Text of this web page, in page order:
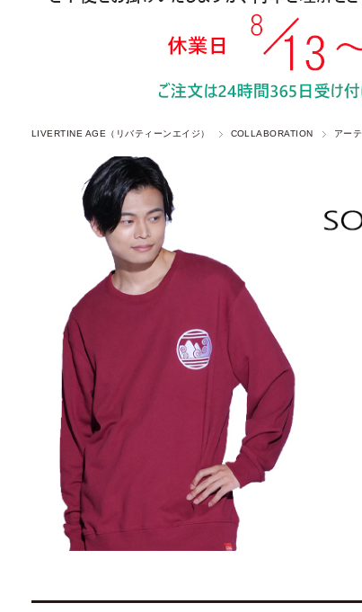
LIVERTINE AGE（リバティーンエイジ） COLLABORATION アー